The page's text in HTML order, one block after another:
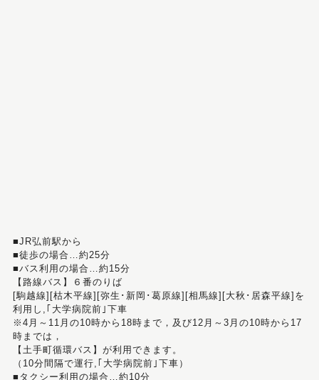
■JR弘前駅から
■徒歩の場合…約25分
■バス利用の場合…約15分
【路線バス】６番のりば
[駒越線][枯木平線][弥生･新岡･葛原線][相馬線][大秋･居森平線]を
利用し,｢大学病院前｣下車
※4月～11月の10時から18時まで，及び12月～3月の10時から17
時までは，
【土手町循環バス】が利用できます。
（10分間隔で運行,｢大学病院前｣下車）
■タクシー利用の場合…約10分